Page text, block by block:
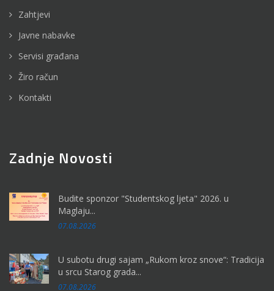
Zahtjevi
Javne nabavke
Servisi građana
Žiro račun
Kontakti
Zadnje Novosti
Budite sponzor "Studentskog ljeta" 2026. u
Maglaju...
07.08.2026
U subotu drugi sajam „Rukom kroz snove“: Tradicija
u srcu Starog grada...
07.08.2026